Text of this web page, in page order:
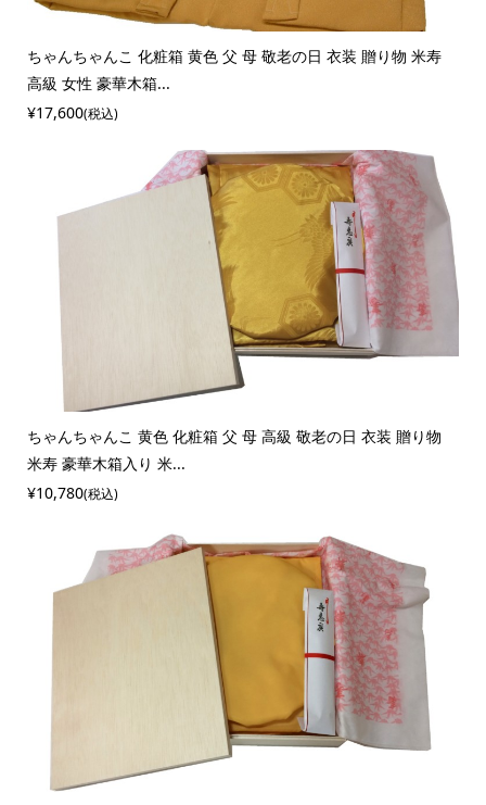
ちゃんちゃんこ 化粧箱 黄色 父 母 敬老の日 衣装 贈り物 米寿
高級 女性 豪華木箱...
¥17,600(税込)
ちゃんちゃんこ 黄色 化粧箱 父 母 高級 敬老の日 衣装 贈り物
米寿 豪華木箱入り 米...
¥10,780(税込)